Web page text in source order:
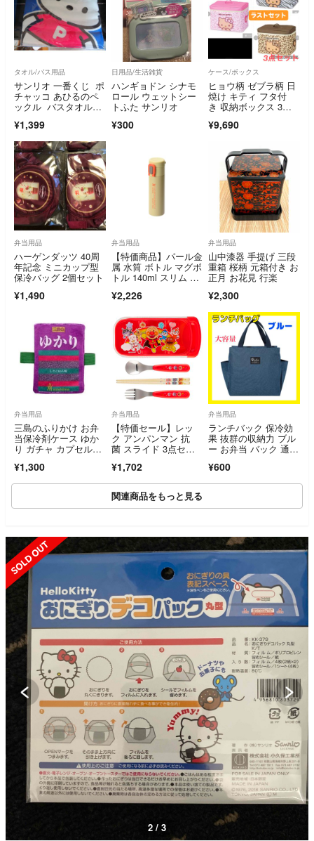
タオル/バス用品
サンリオ 一番くじ ポ
チャッコ あひるのペ
ックル バスタオル1
¥1,399
日用品/生活雑貨
ハンギョドン シナモ
ロール ウェットシー
トふた サンリオ
¥300
ケース/ボックス
ヒョウ柄 ゼブラ柄 日
焼け キティ フタ付
き 収納ボックス 3点
¥9,690
弁当用品
ハーゲンダッツ 40周
年記念 ミニカップ型
保冷バッグ 2個セット
¥1,490
弁当用品
【特価商品】パール金
属 水筒 ボトル マグボ
トル 140ml スリム ワ
¥2,226
弁当用品
山中漆器 手提げ 三段
重箱 桜柄 元箱付き お
正月 お花見 行楽
¥2,300
弁当用品
三島のふりかけ お弁
当保冷剤ケース ゆか
り ガチャ カプセルト
¥1,300
弁当用品
【特価セール】レッ
ク アンパンマン 抗
菌 スライド 3点セッ
¥1,702
弁当用品
ランチバック 保冷効
果 抜群の収納力 ブル
ー お弁当 バック 通
¥600
関連商品をもっと見る
3 / 3